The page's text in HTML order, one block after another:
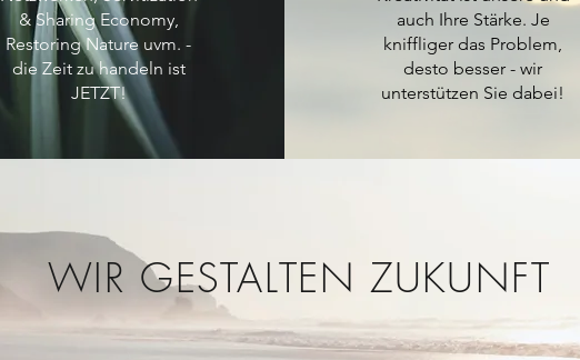
& Sharing Economy,
Restoring Nature uvm. -
die Zeit zu handeln ist
JETZT!
auch Ihre Stärke. Je
kniffliger das Problem,
desto besser - wir
unterstützen Sie dabei!
WIR GESTALTEN ZUKUNFT